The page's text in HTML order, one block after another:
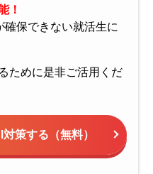
！
確保できない就活生に
ために是非ご活用くだ
策する（無料）